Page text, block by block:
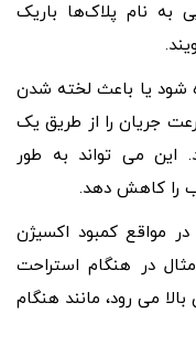
به نام پلاک‌ها باریک
شود یا باعث لخته شدن
جریان را از طریق یک
این می تواند به طور
را کاهش دهد.
مواقع کمبود اکسیژن
در هنگام استراحت
می رود، مانند هنگام